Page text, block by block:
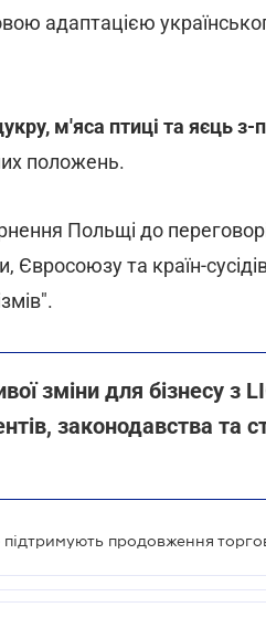
адаптацією
м'яса птиці та яєць з-
положень.
Польщі до
Євросоюзу та країн-
зміни для бізнесу з
законодавства та